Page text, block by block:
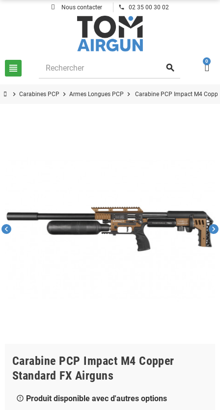
Nous contacter phone 02 35 00 30 02
view_headline search
0
chevron_right Carabines PCP chevron_right Armes Longues PCP chevron_right Carabine PCP Impact M4
chevron_left chevron_right
Carabine PCP Impact M4 Copper
Standard FX Airguns
error_outline Produit disponible avec d'autres options